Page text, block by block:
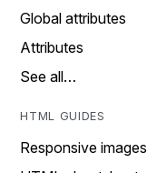
Global attributes
Attributes
See all…
HTML GUIDES
Responsive images